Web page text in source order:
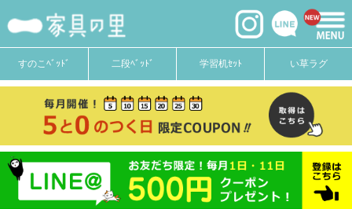
すのこﾍﾞｯﾄﾞ 二段ﾍﾞｯﾄﾞ 学習机ｾｯﾄ い草ラグ